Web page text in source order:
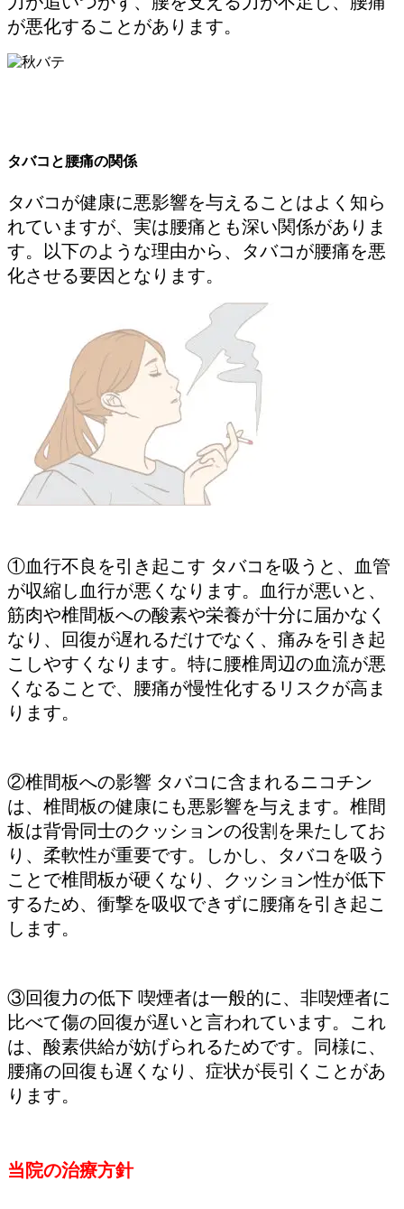
が悪化することがあります。
タバコと腰痛の関係
タバコが健康に悪影響を与えることはよく知ら
れていますが、実は腰痛とも深い関係がありま
す。以下のような理由から、タバコが腰痛を悪
化させる要因となります。
①血行不良を引き起こす タバコを吸うと、血管
が収縮し血行が悪くなります。血行が悪いと、
筋肉や椎間板への酸素や栄養が十分に届かなく
なり、回復が遅れるだけでなく、痛みを引き起
こしやすくなります。特に腰椎周辺の血流が悪
くなることで、腰痛が慢性化するリスクが高ま
ります。
②椎間板への影響 タバコに含まれるニコチン
は、椎間板の健康にも悪影響を与えます。椎間
板は背骨同士のクッションの役割を果たしてお
り、柔軟性が重要です。しかし、タバコを吸う
ことで椎間板が硬くなり、クッション性が低下
するため、衝撃を吸収できずに腰痛を引き起こ
します。
③回復力の低下 喫煙者は一般的に、非喫煙者に
比べて傷の回復が遅いと言われています。これ
は、酸素供給が妨げられるためです。同様に、
腰痛の回復も遅くなり、症状が長引くことがあ
ります。
当院の治療方針